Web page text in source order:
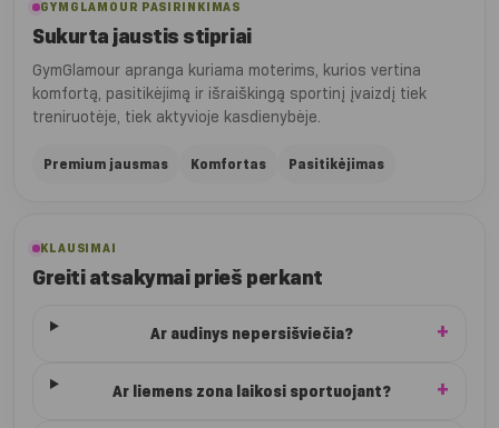
GYMGLAMOUR PASIRINKIMAS
Sukurta jaustis stipriai
GymGlamour apranga kuriama moterims, kurios vertina
komfortą, pasitikėjimą ir išraiškingą sportinį įvaizdį tiek
treniruotėje, tiek aktyvioje kasdienybėje.
Premium jausmas Komfortas Pasitikėjimas
KLAUSIMAI
Greiti atsakymai prieš perkant
Ar audinys nepersišviečia?
Ar liemens zona laikosi sportuojant?